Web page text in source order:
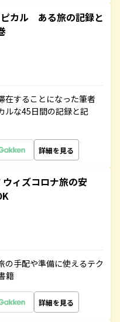
カル ある旅の記録と
在することになった筆者
ルな45日間の記録と記
詳細を見る
ィズコロナ旅の安
の手配や準備に使えるテク
籍
詳細を見る